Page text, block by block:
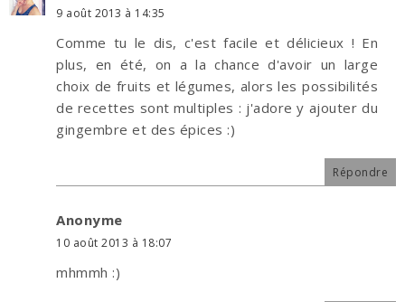
9 août 2013 à 14:35
Comme tu le dis, c'est facile et délicieux ! En
plus, en été, on a la chance d'avoir un large
choix de fruits et légumes, alors les possibilités
de recettes sont multiples : j'adore y ajouter du
gingembre et des épices :)
Répondre
Anonyme
10 août 2013 à 18:07
mhmmh :)